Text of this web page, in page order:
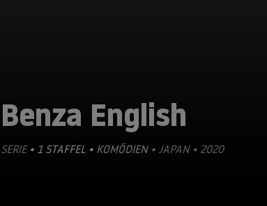
Benza English
SERIE • 1 STAFFEL • KOMÖDIEN• JAPAN • 2020